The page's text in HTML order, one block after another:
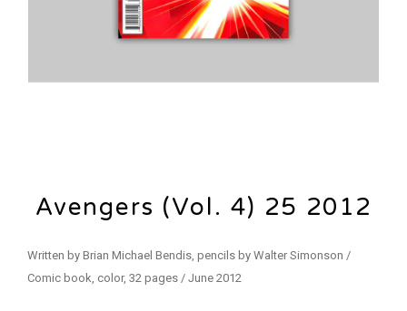
Avengers (Vol. 4) 25 2012
Written by Brian Michael Bendis, pencils by Walter Simonson /
Comic book, color, 32 pages / June 2012